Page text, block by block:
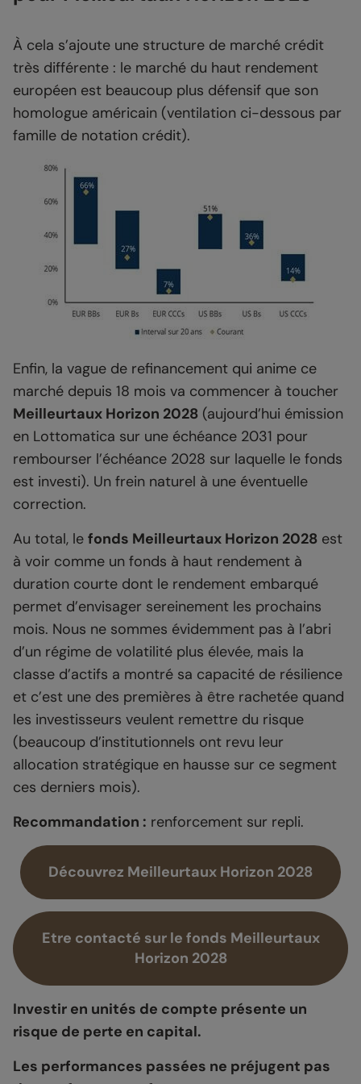
À cela s’ajoute une structure de marché crédit
très différente : le marché du haut rendement
européen est beaucoup plus défensif que son
homologue américain (ventilation ci-dessous par
famille de notation crédit).
Enfin, la vague de refinancement qui anime ce
marché depuis 18 mois va commencer à toucher
Meilleurtaux Horizon 2028 (aujourd’hui émission
en Lottomatica sur une échéance 2031 pour
rembourser l’échéance 2028 sur laquelle le fonds
est investi). Un frein naturel à une éventuelle
correction.
Au total, le fonds Meilleurtaux Horizon 2028 est
à voir comme un fonds à haut rendement à
duration courte dont le rendement embarqué
permet d’envisager sereinement les prochains
mois. Nous ne sommes évidemment pas à l’abri
d’un régime de volatilité plus élevée, mais la
classe d’actifs a montré sa capacité de résilience
et c’est une des premières à être rachetée quand
les investisseurs veulent remettre du risque
(beaucoup d’institutionnels ont revu leur
allocation stratégique en hausse sur ce segment
ces derniers mois).
Recommandation : renforcement sur repli.
Découvrez Meilleurtaux Horizon 2028
Etre contacté sur le fonds Meilleurtaux
Horizon 2028
Investir en unités de compte présente un
risque de perte en capital.
Les performances passées ne préjugent pas